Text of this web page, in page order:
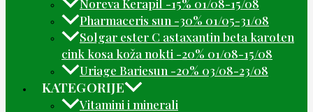
Noreva Kerapil -15% 01/08-15/08
Pharmaceris sun -30% 01/05-31/08
Solgar ester C astaxantin beta karoten
cink kosa koža nokti -20% 01/08-15/08
Uriage Bariesun -20% 03/08-23/08
KATEGORIJE
Vitamini i minerali